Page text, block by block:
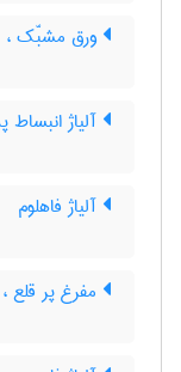
ورق مشبّک ،
آلیاژ انبساط
آلیاژ فاهلوم
مفرغ پر قلع